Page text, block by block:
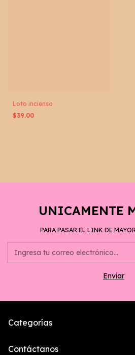
Loto incienso
$39.00
UNICAMENTE
PARA PASAR EL LINK DE
Categorías
Contáctanos